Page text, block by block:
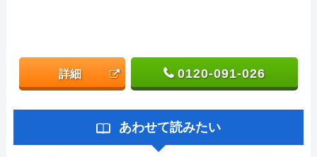
詳細 0120-091-026
あわせて読みたい